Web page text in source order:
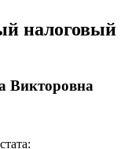
налоговый
Викторовна